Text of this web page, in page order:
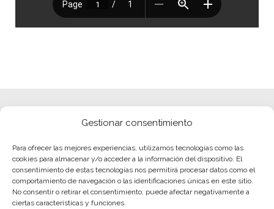
Gestionar consentimiento
Para ofrecer las mejores experiencias, utilizamos tecnologías como las
cookies para almacenar y/o acceder a la información del dispositivo. El
consentimiento de estas tecnologías nos permitirá procesar datos como el
comportamiento de navegación o las identificaciones únicas en este sitio.
No consentir o retirar el consentimiento, puede afectar negativamente a
ciertas características y funciones.